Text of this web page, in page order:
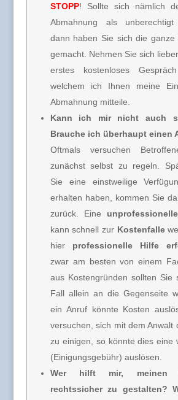
STOPP! Sollte sich nämlich
Abmahnung als unberechtigt
dann haben Sie sich die ganze
gemacht. Nehmen Sie sich
erstes kostenloses
welchem ich Ihnen meine
Abmahnung mitteile.
Kann ich mir nicht auch
Brauche ich überhaupt einen
Oftmals versuchen
zunächst selbst zu regeln.
Sie eine einstweilige
erhalten haben, kommen Sie
zurück. Eine
kann schnell zur Kostenfalle
hier professionelle Hilfe
zwar am besten von einem
aus Kostengründen sollten Sie
Fall allein an die Gegenseite
ein Anruf könnte Kosten
versuchen, sich mit dem Anwalt
zu einigen, so könnte dies eine
(Einigungsgebühr) auslösen.
Wer hilft mir, meinen
rechtssicher zu gestalten?